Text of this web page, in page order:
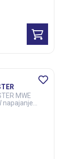
MWE
napajanje